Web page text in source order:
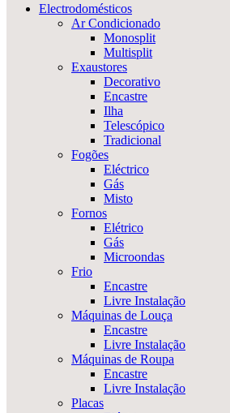
Electrodomésticos
Ar Condicionado
Monosplit
Multisplit
Exaustores
Decorativo
Encastre
Ilha
Telescópico
Tradicional
Fogões
Eléctrico
Gás
Misto
Fornos
Elétrico
Gás
Microondas
Frio
Encastre
Livre Instalação
Máquinas de Louça
Encastre
Livre Instalação
Máquinas de Roupa
Encastre
Livre Instalação
Placas